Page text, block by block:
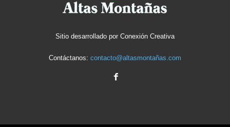
Sitio desarrollado por Conexión Creativa
Contáctanos: contacto@altasmontañas.com